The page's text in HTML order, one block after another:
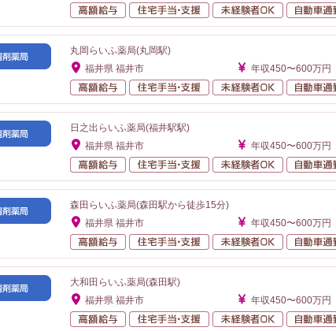
高額給与
住宅手当・支援 未経験者OK
丸岡らいふ薬局(丸岡駅)
福井県 福井市
年収450〜600万円
高額給与
住宅手当・支援 未経験者OK
日之出らいふ薬局(福井駅駅)
福井県 福井市
年収450〜600万円
高額給与
住宅手当・支援 未経験者OK
森田らいふ薬局(森田駅から徒歩15分)
福井県 福井市
年収450〜600万円
高額給与
住宅手当・支援 未経験者OK
大和田らいふ薬局(森田駅)
福井県 福井市
年収450〜600万円
高額給与
住宅手当・支援 未経験者OK